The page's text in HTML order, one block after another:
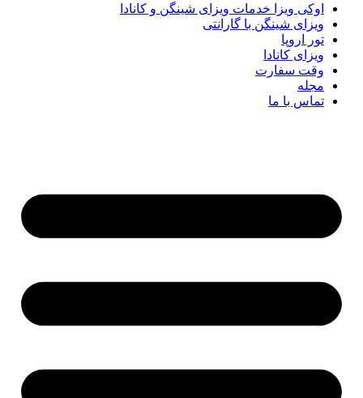
اوکی ویزا خدمات ویزای شینگن و کانادا
ویزای شینگن با گارانتی
تور اروپا
ویزای کانادا
وقت سفارت
مجله
تماس با ما